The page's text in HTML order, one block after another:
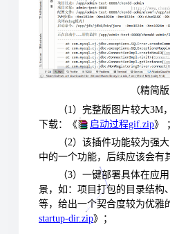
（精简版
（1）完整版图片较大
下载：《
启动过程gif.zip》
（2）该插件功能较为强
中的一个功能，后续应该会有
（3）一键部署具体在应
景，如：项目打包的目录结构
等，给出一个契合度较为优雅
startup-dir.zip》；